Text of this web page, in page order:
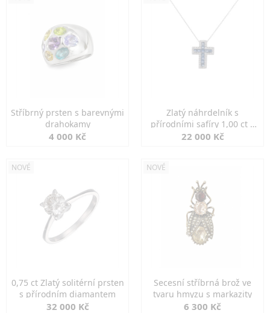
Stříbrný prsten s barevnými
drahokamy
4 000 Kč
Zlatý náhrdelník s
přírodními safíry 1,00 ct a
diamanty
22 000 Kč
NOVÉ
0,75 ct Zlatý solitérní prsten
s přírodním diamantem
32 000 Kč
NOVÉ
Secesní stříbrná brož ve
tvaru hmyzu s markazity
6 300 Kč